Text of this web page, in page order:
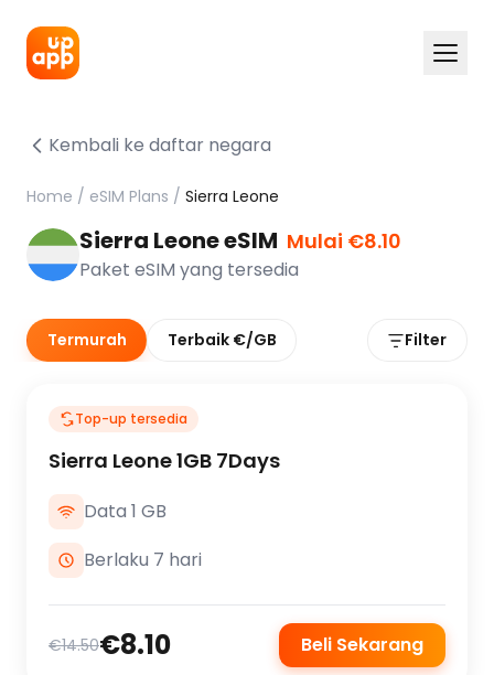
Kembali ke daftar negara
Home / eSIM Plans / Sierra Leone
Sierra Leone eSIM Mulai €8.10
Paket eSIM yang tersedia
Termurah Terbaik €/GB Filter
Top-up tersedia
Sierra Leone 1GB 7Days
Data 1 GB
Berlaku 7 hari
€14.50€8.10 Beli Sekarang